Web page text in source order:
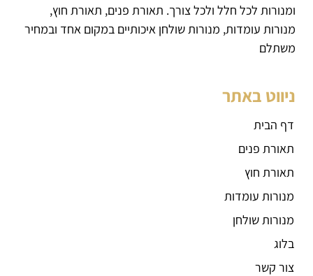
ומנורות לכל חלל ולכל צורך. תאורת פנים, תאורת חוץ,
מנורות עומדות, מנורות שולחן איכותיים במקום אחד ובמחיר
משתלם
ניווט באתר
דף הבית
תאורת פנים
תאורת חוץ
מנורות עומדות
מנורות שולחן
בלוג
צור קשר